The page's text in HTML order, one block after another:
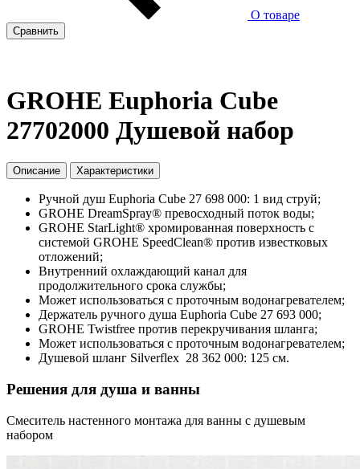
О товаре
Сравнить
GROHE Euphoria Cube
27702000 Душевой набор
Описание Характеристики
Ручной душ Euphoria Cube 27 698 000: 1 вид струй;
GROHE DreamSpray® превосходный поток воды;
GROHE StarLight® хромированная поверхность с
системой GROHE SpeedClean® против известковых
отложений;
Внутренний охлаждающий канал для
продолжительного срока службы;
Может использоваться с проточным водонагревателем;
Держатель ручного душа Euphoria Cube 27 693 000;
GROHE Twistfree против перекручивания шланга;
Может использоваться с проточным водонагревателем;
Душевой шланг Silverflex 28 362 000: 125 см.
Решения для душа и ванны
Смеситель настенного монтажа для ванны с душевым
набором